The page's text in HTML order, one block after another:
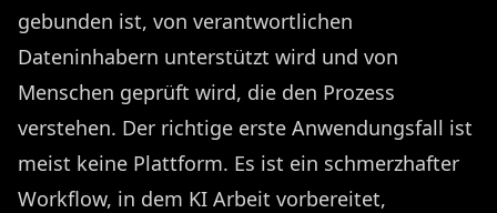
gebunden ist, von verantwortlichen
Dateninhabern unterstützt wird und von
Menschen geprüft wird, die den Prozess
verstehen. Der richtige erste Anwendungsfall ist
meist keine Plattform. Es ist ein schmerzhafter
Workflow, in dem KI Arbeit vorbereitet,